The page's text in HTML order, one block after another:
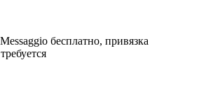
бесплатно, привязка